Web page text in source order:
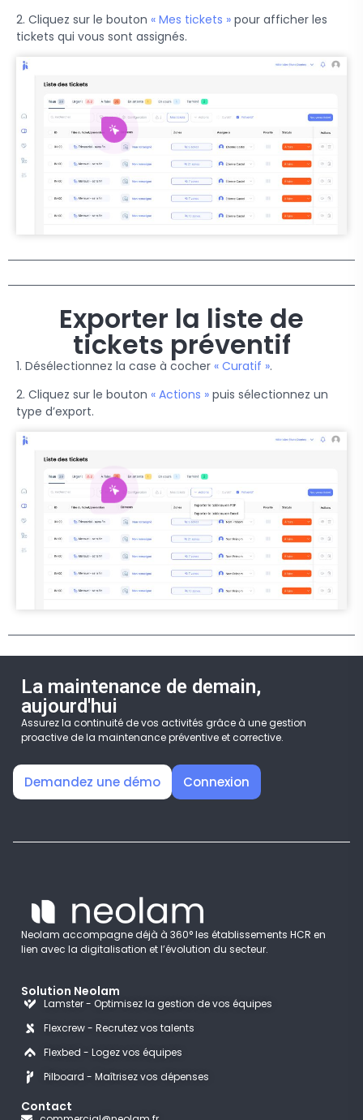
2. Cliquez sur le bouton « Mes tickets » pour afficher les
tickets qui vous sont assignés.
Exporter la liste de
tickets préventif
1. Désélectionnez la case à cocher « Curatif ».
2. Cliquez sur le bouton « Actions » puis sélectionnez un
type d’export.
La maintenance de demain,
aujourd'hui
Assurez la continuité de vos activités grâce à une gestion
proactive de la maintenance préventive et corrective.
Demandez une démo Connexion
Neolam accompagne déjà à 360° les établissements HCR en
lien avec la digitalisation et l’évolution du secteur.
Solution Neolam
Lamster - Optimisez la gestion de vos équipes
Flexcrew - Recrutez vos talents
Flexbed - Logez vos équipes
Pilboard - Maîtrisez vos dépenses
Contact